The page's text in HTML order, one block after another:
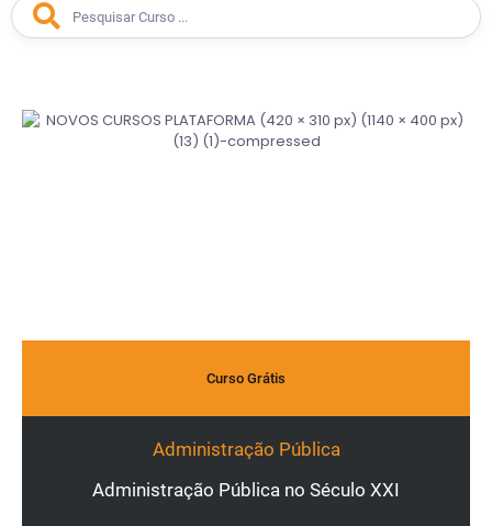
Curso Grátis
Administração Pública
Administração Pública no Século XXI